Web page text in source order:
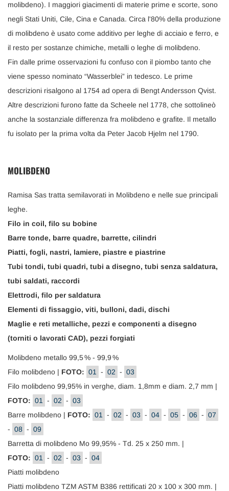
molibdeno). I maggiori giacimenti di materie prime e scorte, sono
negli Stati Uniti, Cile, Cina e Canada. Circa l'80% della produzione
di molibdeno è usato come additivo per leghe di acciaio e ferro, e
il resto per sostanze chimiche, metalli o leghe di molibdeno.
Fin dalle prime osservazioni fu confuso con il piombo tanto che
viene spesso nominato “Wasserblei” in tedesco. Le prime
descrizioni risalgono al 1754 ad opera di Bengt Andersson Qvist.
Altre descrizioni furono fatte da Scheele nel 1778, che sottolineò
anche la sostanziale differenza fra molibdeno e grafite. Il metallo
fu isolato per la prima volta da Peter Jacob Hjelm nel 1790.
MOLIBDENO
Ramisa Sas tratta semilavorati in Molibdeno e nelle sue principali
leghe.
Filo in coil, filo su bobine
Barre tonde, barre quadre, barrette, cilindri
Piatti, fogli, nastri, lamiere, piastre e piastrine
Tubi tondi, tubi quadri, tubi a disegno, tubi senza saldatura,
tubi saldati, raccordi
Elettrodi, filo per saldatura
Elementi di fissaggio, viti, bulloni, dadi, dischi
Maglie e reti metalliche, pezzi e componenti a disegno
(torniti o lavorati CAD), pezzi forgiati
Molibdeno metallo 99,5 % - 99,9 %
Filo molibdeno | FOTO: 01 - 02 - 03
Filo molibdeno 99,95% in verghe, diam. 1,8mm e diam. 2,7 mm |
FOTO: 01 - 02 - 03
Barre molibdeno | FOTO: 01 - 02 - 03 - 04 - 05 - 06 - 07
- 08 - 09
Barretta di molibdeno Mo 99,95% - Td. 25 x 250 mm. |
FOTO: 01 - 02 - 03 - 04
Piatti molibdeno
Piatti molibdeno TZM ASTM B386 rettificati 20 x 100 x 300 mm. |